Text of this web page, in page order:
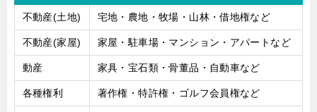
不動産(土地) 宅地・農地・牧場・山林・借地権など
不動産(家屋) 家屋・駐車場・マンション・アパートなど
動産 家具・宝石類・骨董品・自動車など
各種権利 著作権・特許権・ゴルフ会員権など